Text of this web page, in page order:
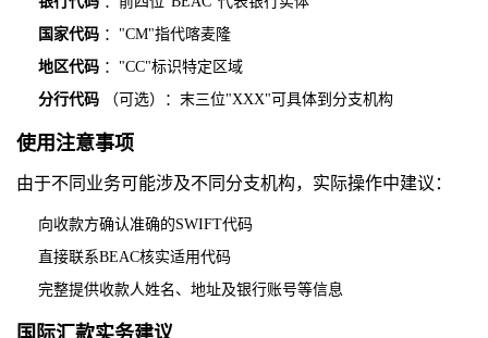
国家代码 ："CM"指代喀麦隆
地区代码 ："CC"标识特定区域
分行代码
（可选）：末三位"XXX"可具体到分支机构
使用注意事项
由于不同业务可能涉及不同分支机构，实际操作中建议：
向收款方确认准确的SWIFT代码
直接联系BEAC核实适用代码
完整提供收款人姓名、地址及银行账号等信息
国际汇款实务建议